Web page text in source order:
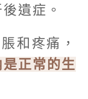
遺症。
和疼痛，
正常的生